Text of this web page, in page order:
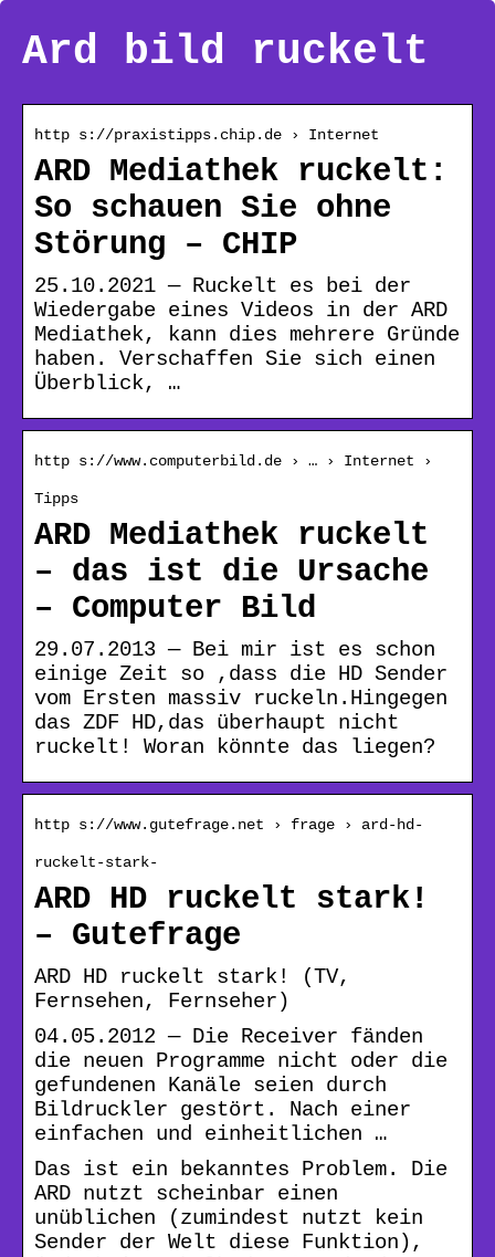
Ard bild ruckelt
http s://praxistipps.chip.de › Internet
ARD Mediathek ruckelt:
So schauen Sie ohne
Störung – CHIP
25.10.2021 — Ruckelt es bei der
Wiedergabe eines Videos in der ARD
Mediathek, kann dies mehrere Gründe
haben. Verschaffen Sie sich einen
Überblick, …
http s://www.computerbild.de › … › Internet ›
Tipps
ARD Mediathek ruckelt
– das ist die Ursache
– Computer Bild
29.07.2013 — Bei mir ist es schon
einige Zeit so ,dass die HD Sender
vom Ersten massiv ruckeln.Hingegen
das ZDF HD,das überhaupt nicht
ruckelt! Woran könnte das liegen?
http s://www.gutefrage.net › frage › ard-hd-
ruckelt-stark-
ARD HD ruckelt stark!
– Gutefrage
ARD HD ruckelt stark! (TV,
Fernsehen, Fernseher)
04.05.2012 — Die Receiver fänden
die neuen Programme nicht oder die
gefundenen Kanäle seien durch
Bildruckler gestört. Nach einer
einfachen und einheitlichen …
Das ist ein bekanntes Problem. Die
ARD nutzt scheinbar einen
unüblichen (zumindest nutzt kein
Sender der Welt diese Funktion),